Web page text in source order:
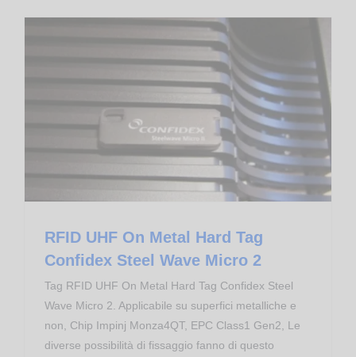
RFID UHF On Metal Hard Tag
Confidex Steel Wave Micro 2
Tag RFID UHF On Metal Hard Tag Confidex Steel
Wave Micro 2. Applicabile su superfici metalliche e
non, Chip Impinj Monza4QT, EPC Class1 Gen2, Le
diverse possibilità di fissaggio fanno di questo